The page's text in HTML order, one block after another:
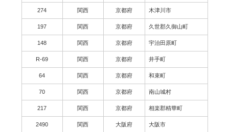
274 関西 京都府 木津川市
197 関西 京都府 久世郡久御山町
148 関西 京都府 宇治田原町
R-69 関西 京都府 井手町
64 関西 京都府 和束町
70 関西 京都府 南山城村
217 関西 京都府 相楽郡精華町
2490 関西 大阪府 大阪市